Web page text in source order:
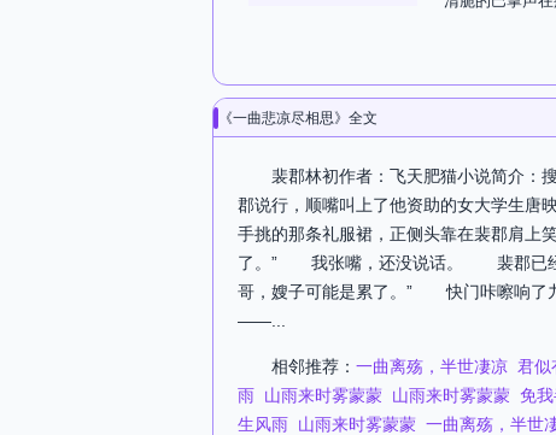
《一曲悲凉尽相思》全文
裴郡林初作者：飞天肥猫小说简介
郡说行，顺嘴叫上了他资助的女大学
手挑的那条礼服裙，正侧头靠在裴郡肩
了。” 我张嘴，还没说话。 裴郡已经
哥，嫂子可能是累了。” 快门咔嚓响
——...
相邻推荐： 一曲离殇，半世凄凉 君似
雨 山雨来时雾蒙蒙 山雨来时雾蒙蒙 免
生风雨 山雨来时雾蒙蒙 一曲离殇，半世